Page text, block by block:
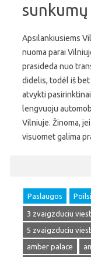
Apsilankiusiems
nuoma parai
prasideda nuo
didelis, todėl iš bet
atvykti
lengvuoju
Vilniuje. Žinoma,
visuomet galima
Paslaugos
3 zvaigzduciu
5 zvaigzduciu
amber palace